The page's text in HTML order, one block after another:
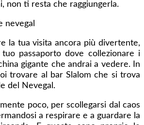
non ti resta che raggiungerla.
la tua visita ancora più divertente,
passaporto dove collezionare i
gigante che andrai a vedere. In
trovare al bar Slalom che si trova
del Nevegal.
poco, per scollegarsi dal caos
a respirare e a guardare la